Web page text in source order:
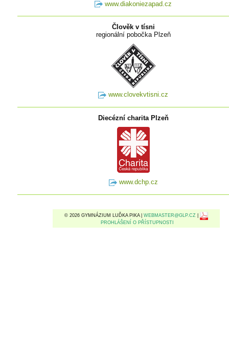
www.diakoniezapad.cz
Člověk v tísni
regionální pobočka Plzeň
www.clovekvtisni.cz
Diecézní charita Plzeň
www.dchp.cz
© 2026 GYMNÁZIUM LUĎKA PIKA |WEBMASTER@GLP.CZ
PROHLÁŠENÍ O PŘÍSTUPNOSTI